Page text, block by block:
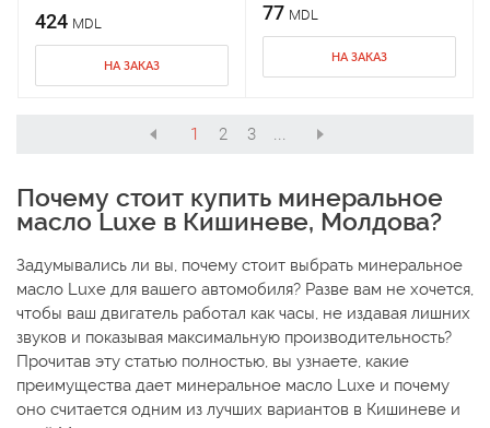
424 MDL
НА ЗАКАЗ
77 MDL
НА ЗАКАЗ
1 2 3 ...
Почему стоит купить минеральное
масло Luxe в Кишиневе, Молдова?
Задумывались ли вы, почему стоит выбрать минеральное
масло Luxe для вашего автомобиля? Разве вам не хочется,
чтобы ваш двигатель работал как часы, не издавая лишних
звуков и показывая максимальную производительность?
Прочитав эту статью полностью, вы узнаете, какие
преимущества дает минеральное масло Luxe и почему
оно считается одним из лучших вариантов в Кишиневе и